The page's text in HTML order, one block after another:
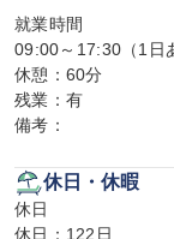
就業時間
09:00～17:30（1日
休憩：60分
残業：有
備考：
休日・休暇
休日
休日：122日